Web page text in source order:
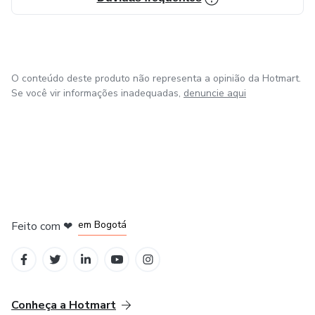
O conteúdo deste produto não representa a opinião da Hotmart.
Se você vir informações inadequadas, denuncie aqui
Feito com ❤ em Bogotá
Conheça a Hotmart